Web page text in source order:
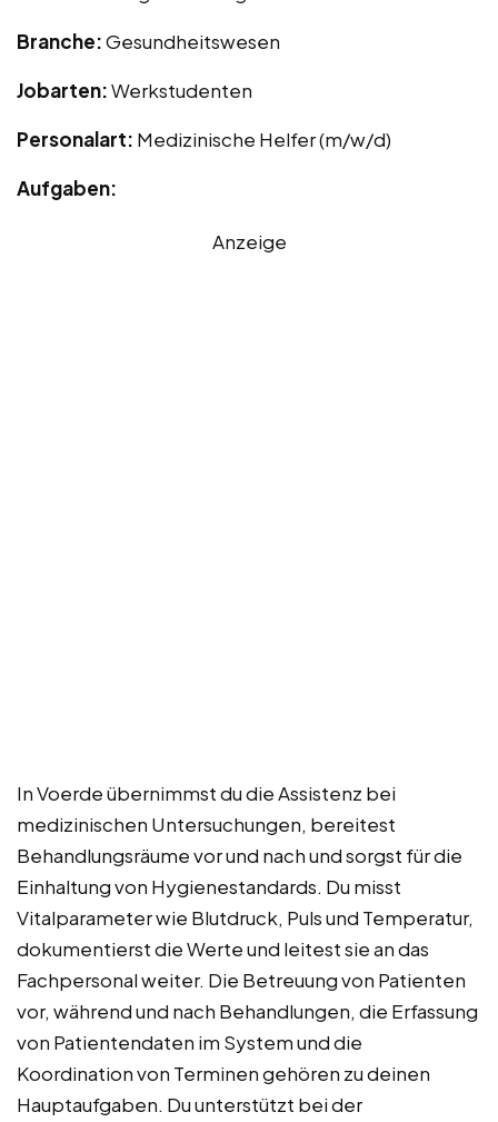
Branche:Gesundheitswesen
Jobarten:Werkstudenten
Personalart: Medizinische Helfer (m/w/d)
Aufgaben:
Anzeige
In Voerde übernimmst du die Assistenz bei
medizinischen Untersuchungen, bereitest
Behandlungsräume vor und nach und sorgst für die
Einhaltung von Hygienestandards. Du misst
Vitalparameter wie Blutdruck, Puls und Temperatur,
dokumentierst die Werte und leitest sie an das
Fachpersonal weiter. Die Betreuung von Patienten
vor, während und nach Behandlungen, die Erfassung
von Patientendaten im System und die
Koordination von Terminen gehören zu deinen
Hauptaufgaben. Du unterstützt bei der